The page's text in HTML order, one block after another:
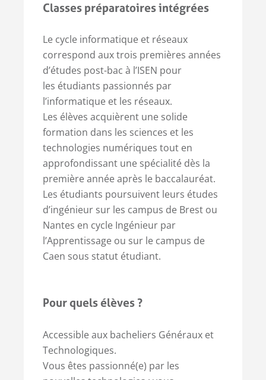
Classes préparatoires intégrées
Le cycle informatique et réseaux
correspond aux trois premières années
d’études post-bac à l’ISEN pour
les étudiants passionnés par
l’informatique et les réseaux.
Les élèves acquièrent une solide
formation dans les sciences et les
technologies numériques tout en
approfondissant une spécialité dès la
première année après le baccalauréat.
Les étudiants poursuivent leurs études
d’ingénieur sur les campus de Brest ou
Nantes en cycle Ingénieur par
l’Apprentissage ou sur le campus de
Caen sous statut étudiant.
Pour quels élèves ?
Accessible aux bacheliers Généraux et
Technologiques.
Vous êtes passionné(e) par les